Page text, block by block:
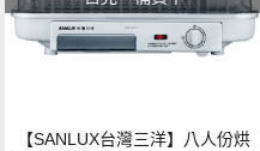
【SANLUX台灣三洋】八人份烘